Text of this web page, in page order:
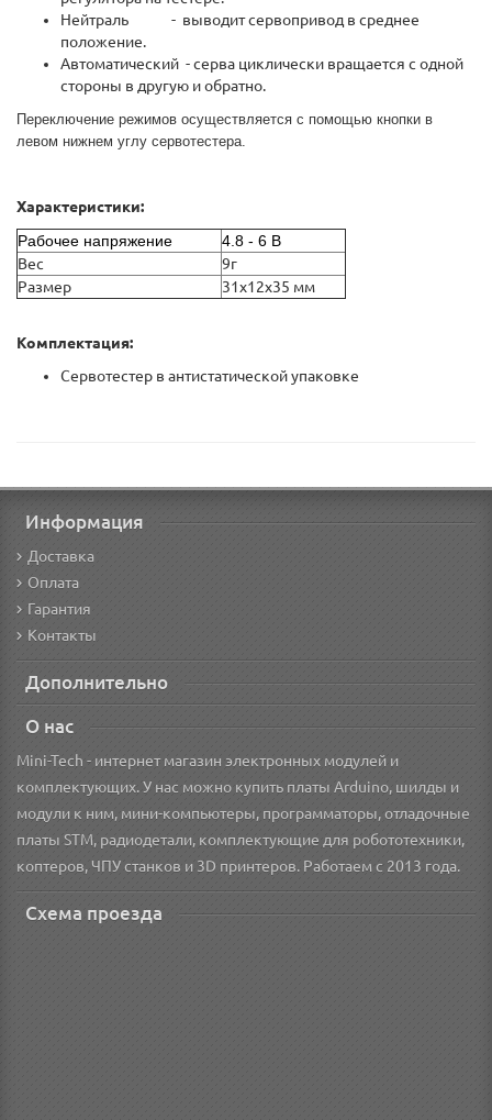
Нейтраль - выводит сервопривод в среднее
положение.
Автоматический - серва циклически вращается с одной
стороны в другую и обратно.
Переключение режимов осуществляется с помощью кнопки в
левом нижнем углу сервотестера.
Характеристики:
Рабочее напряжение
4.8 - 6 В
Вес
9г
Размер
31x12x35 мм
Комплектация:
Сервотестер в антистатической упаковке
Информация
Доставка
Оплата
Гарантия
Контакты
Дополнительно
О нас
Mini-Tech - интернет магазин электронных модулей и
комплектующих. У нас можно купить платы Arduino, шилды и
модули к ним, мини-компьютеры, программаторы, отладочные
платы STM, радиодетали, комплектующие для робототехники,
коптеров, ЧПУ станков и 3D принтеров. Работаем с 2013 года.
Схема проезда